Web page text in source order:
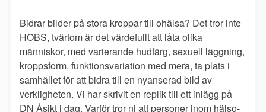
Bidrar bilder på stora kroppar till ohälsa? Det tror inte
HOBS, tvärtom är det värdefullt att låta olika
människor, med varierande hudfärg, sexuell läggning,
kroppsform, funktionsvariation med mera, ta plats i
samhället för att bidra till en nyanserad bild av
verkligheten. Vi har skrivit en replik till ett inlägg på
DN Åsikt i dag. Varför tror ni att personer inom hälso-